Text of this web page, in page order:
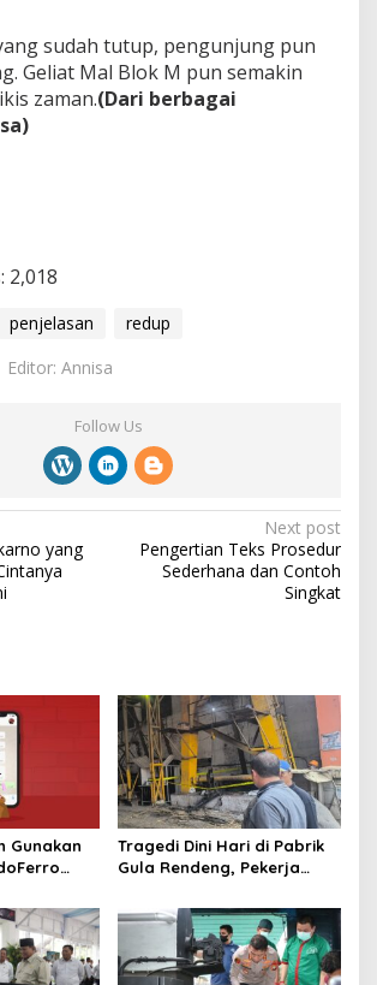
sudah tutup, pengunjung pun
Geliat Mal Blok M pun semakin
zaman.(Dari berbagai
2,018
penjelasan
redup
Editor: Annisa
Follow Us
yang
Next post
Pengertian Teks Prosedur
Sederhana dan Contoh
Singkat
Gunakan
Tragedi Dini Hari di Pabrik
Gula Rendeng, Pekerja
Pengangkat Tebu